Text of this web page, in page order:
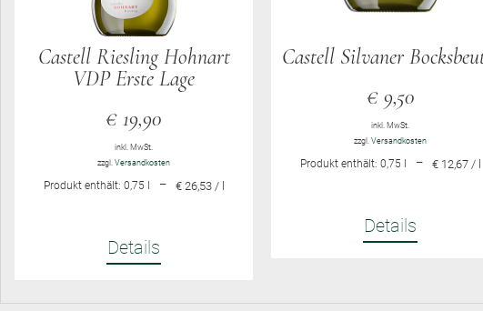
Castell Riesling Hohnart
VDP Erste Lage
€ 19,90
inkl. MwSt.
zzgl. Versandkosten
Produkt enthält: 0,75 l – € 26,53 / l
Details
Castell Silvaner
€9,50
inkl. MwSt.
zzgl. Versandkosten
Produkt enthält: 0,75 l – € 12,67 / l
Details